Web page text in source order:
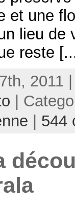
et une
lieu de
reste
2011
|
544